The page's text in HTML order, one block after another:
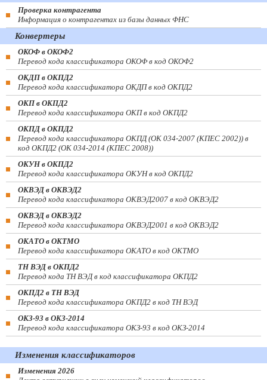
Проверка контрагента
Информация о контрагентах из базы данных ФНС
Конвертеры
ОКОФ в ОКОФ2
Перевод кода классификатора ОКОФ в код ОКОФ2
ОКДП в ОКПД2
Перевод кода классификатора ОКДП в код ОКПД2
ОКП в ОКПД2
Перевод кода классификатора ОКП в код ОКПД2
ОКПД в ОКПД2
Перевод кода классификатора ОКПД (ОК 034-2007 (КПЕС 2002)) в
код ОКПД2 (ОК 034-2014 (КПЕС 2008))
ОКУН в ОКПД2
Перевод кода классификатора ОКУН в код ОКПД2
ОКВЭД в ОКВЭД2
Перевод кода классификатора ОКВЭД2007 в код ОКВЭД2
ОКВЭД в ОКВЭД2
Перевод кода классификатора ОКВЭД2001 в код ОКВЭД2
ОКАТО в ОКТМО
Перевод кода классификатора ОКАТО в код ОКТМО
ТН ВЭД в ОКПД2
Перевод кода ТН ВЭД в код классификатора ОКПД2
ОКПД2 в ТН ВЭД
Перевод кода классификатора ОКПД2 в код ТН ВЭД
ОКЗ-93 в ОКЗ-2014
Перевод кода классификатора ОКЗ-93 в код ОКЗ-2014
Изменения классификаторов
Изменения 2026